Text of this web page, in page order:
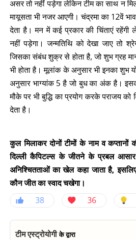
असर तो नहीं पड़ेगा लेकिन टीम का साथ न
मायूसता भी नजर आएगी। चंद्रमा का 12वें
देता है। मन में कई प्रकार की चिंताएं
नहीं पड़ेगा। जन्मतिथि को देखा जाए तो
जिसका संबंध शुक्र से होता है, जो शुभ ग्रह
भी होता है। मूलांक के अनुसार भी इनका शुभ
अनुसार भाग्यांक 5 है जो बुध का अंक है।
मौके पर भी बुद्धि का प्रयोग करके पराजय
देता है।
कुल मिलाकर दोनों टीमों के नाम व
दिल्ली कैपिटल्स के जीतने के प्रबल
अनिश्चितताओं का खेल कहा जाता है,
कौन जीत का स्वाद चखेगा।
38
36
टीम एस्ट्रोयोगीके द्वारा